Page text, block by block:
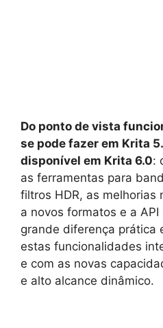
Do ponto de vista
se pode fazer em Krita
disponível em Krita 6.0:
as ferramentas para
filtros HDR, as melhorias
a novos formatos e a
grande diferença prática
estas funcionalidades
e com as novas
e alto alcance dinâmico.